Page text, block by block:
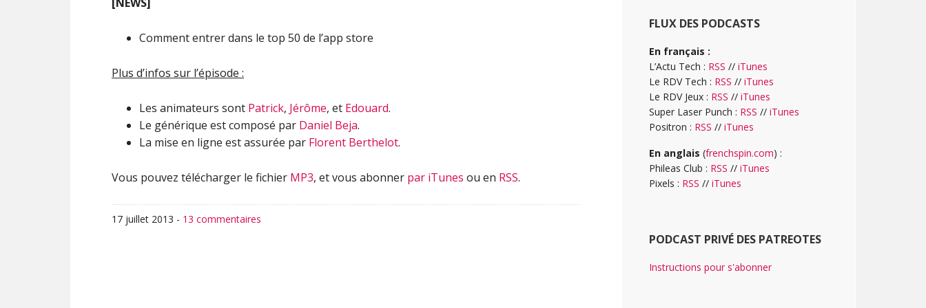
Comment entrer dans le top 50 de l’app store
Plus d’infos sur l’épisode :
Les animateurs sont Patrick, Jérôme, et Edouard.
Le générique est composé par Daniel Beja.
La mise en ligne est assurée par Florent Berthelot.
Vous pouvez télécharger le fichier MP3, et vous abonner par iTunes ou en RSS.
17 juillet 2013 - 13 commentaires
FLUX DES PODCASTS
En français :
L’Actu Tech : RSS // iTunes
Le RDV Tech : RSS // iTunes
Le RDV Jeux : RSS // iTunes
Super Laser Punch : RSS // iTunes
Positron : RSS // iTunes
En anglais (frenchspin.com) :
Phileas Club : RSS // iTunes
Pixels : RSS // iTunes
PODCAST PRIVÉ DES PATREOTES
Instructions pour s'abonner